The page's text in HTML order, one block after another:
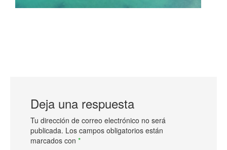
Deja una respuesta
Tu dirección de correo electrónico no será
publicada. Los campos obligatorios están
marcados con *